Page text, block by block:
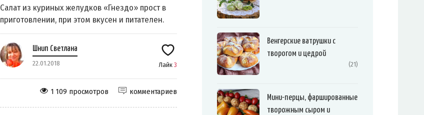
Салат из куриных желудков «Гнездо» прост в
приготовлении, при этом вкусен и питателен.
Шнип Светлана
22.01.2018 Лайк 3
комментариев
1 109 просмотров
Венгерские ватрушки с
творогом и цедрой
(21)
Мини-перцы, фаршированные
творожным сыром и